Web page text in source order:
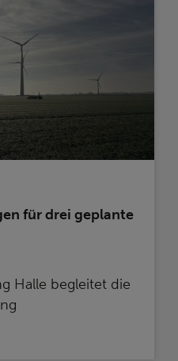
für drei geplante
Halle begleitet die